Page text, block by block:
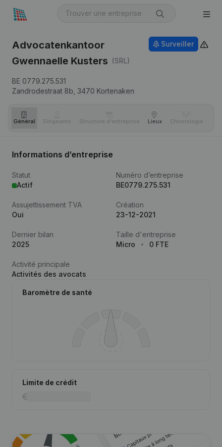
Advocatenkantoor
Gwennaelle Kusters (SRL)
BE 0779.275.531
Zandrodestraat 8b, 3470 Kortenaken
Surveiller
Général Dirigeants Structure d'entreprise Lieux Chronologie
Informations d’entreprise
Statut
Actif
Numéro d’entreprise
BE0779.275.531
Assujettissement TVA
Oui
Création
23-12-2021
Dernier bilan
2025
Taille d'entreprise
Micro
0 FTE
Activité principale
Activités des avocats
Baromètre de santé
Limite de crédit